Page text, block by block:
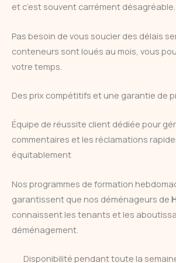
et c’est souvent carrément désagréable.
Pas besoin de vous soucier des délais
conteneurs sont loués au mois, vous
votre temps.
Des prix compétitifs et une garantie de
Équipe de réussite client dédiée pour
commentaires et les réclamations
équitablement
Nos programmes de formation
garantissent que nos déménageurs de
connaissent les tenants et les
déménagement.
Disponibilité pendant toute la